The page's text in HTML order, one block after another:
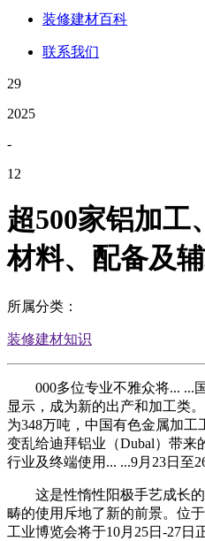
装修建材百科
联系我们
29
2025
-
12
超500家铝加工
材料、配备及
所属分类：
装修建材知识
000多位专业不雅众将... ...
显示，成为新的出产和加工类
为348万吨，中国有色金属加
变乱给迪拜铝业（Dubal）带来
行业及终端使用... ...9月23日至
这是性惰性阳极手艺成长的
畴的使用斥地了新的前景。位
工业博览会将于10月25日-27日